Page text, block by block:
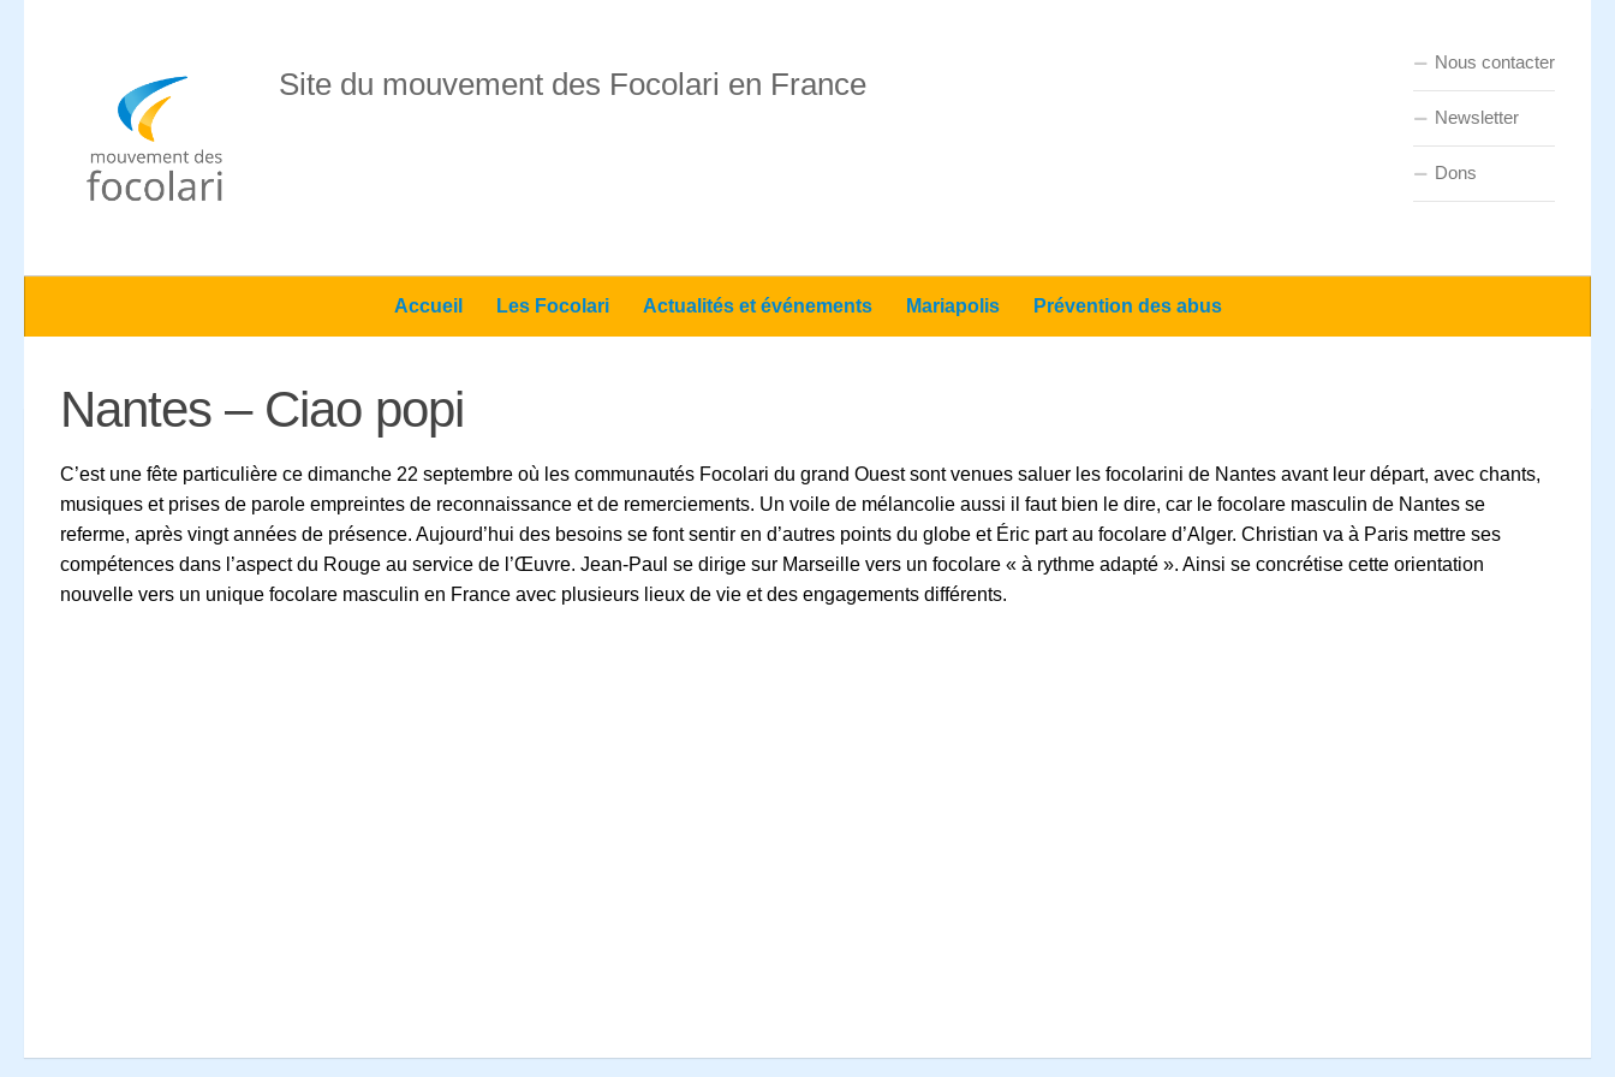
Site du mouvement des Focolari en France
Nous contacter
Newsletter
Dons
Accueil Les Focolari Actualités et événements Mariapolis Prévention des abus
Nantes – Ciao popi
C’est une fête particulière ce dimanche 22 septembre où les communautés Focolari du grand Ouest sont venues saluer les focolarini de Nantes avant leur départ, avec chants,
musiques et prises de parole empreintes de reconnaissance et de remerciements. Un voile de mélancolie aussi il faut bien le dire, car le focolare masculin de Nantes se
referme, après vingt années de présence. Aujourd’hui des besoins se font sentir en d’autres points du globe et Éric part au focolare d’Alger. Christian va à Paris mettre ses
compétences dans l’aspect du Rouge au service de l’Œuvre. Jean-Paul se dirige sur Marseille vers un focolare « à rythme adapté ». Ainsi se concrétise cette orientation
nouvelle vers un unique focolare masculin en France avec plusieurs lieux de vie et des engagements différents.